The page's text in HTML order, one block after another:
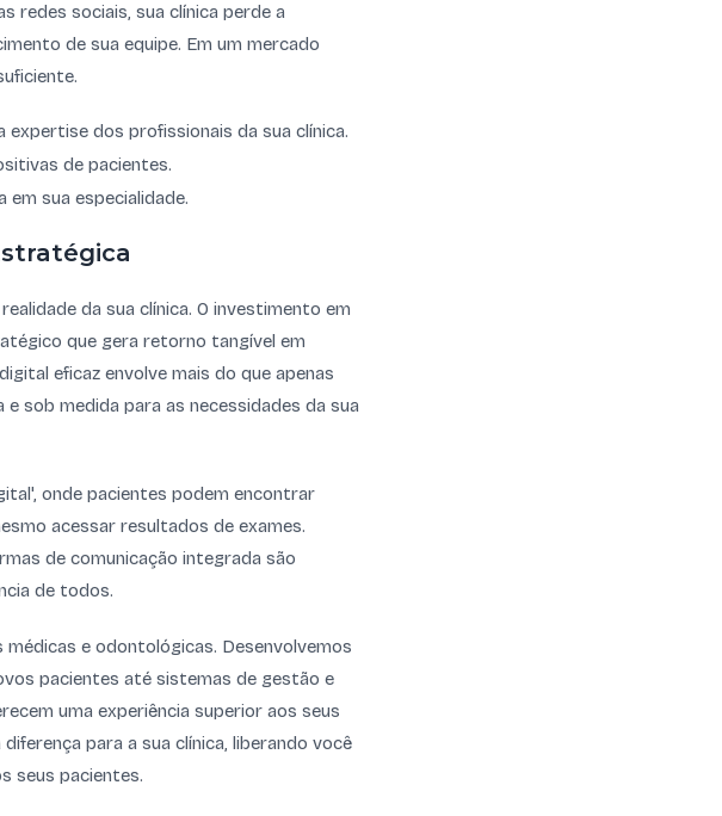
redes sociais, sua clínica perde a
de sua equipe. Em um mercado
expertise dos profissionais da sua clínica.
de pacientes.
sua especialidade.
da sua clínica. O investimento em
que gera retorno tangível em
eficaz envolve mais do que apenas
sob medida para as necessidades da sua
onde pacientes podem encontrar
acessar resultados de exames.
de comunicação integrada são
de todos.
e odontológicas. Desenvolvemos
pacientes até sistemas de gestão e
uma experiência superior aos seus
para a sua clínica, liberando você
seus pacientes.